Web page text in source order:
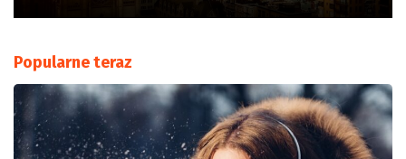
Popularne teraz